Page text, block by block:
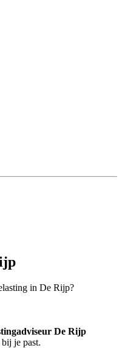
in De Rijp?
De Rijp
je past.